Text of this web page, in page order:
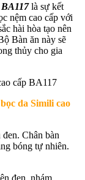
BA117là sự kết
nệm cao cấp với
hài hòa tạo nên
Bàn ăn này sẽ
thủy cho gia
da Simili cao
Chân bàn
bóng tự nhiên.
đen, nhám